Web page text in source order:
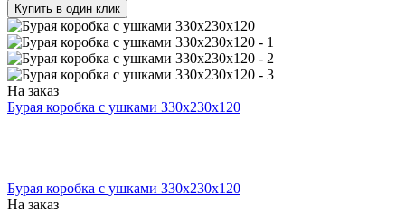
Купить в один клик
На заказ
Бурая коробка с ушками 330х230х120
Бурая коробка с ушками 330х230х120
На заказ